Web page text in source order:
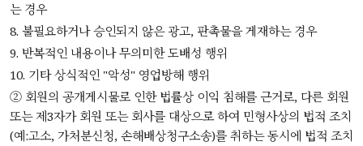
는 경우
8. 불필요하거나 승인되지 않은 광고, 판촉물을 게재하는 경우
9. 반복적인 내용이나 무의미한 도배성 행위
10. 기타 상식적인 "악성" 영업방해 행위
② 회원의 공개게시물로 인한 법률상 이익 침해를 근거로, 다른 회원
또는 제3자가 회원 또는 회사를 대상으로 하여 민형사상의 법적 조치
(예:고소, 가처분신청, 손해배상청구소송)를 취하는 동시에 법적 조치